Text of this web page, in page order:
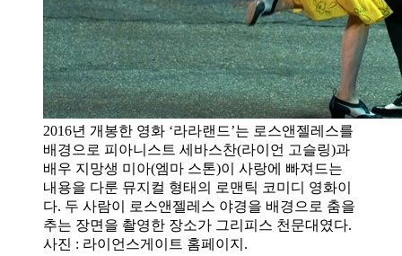
2016년 개봉한 영화 ‘라라랜드’는 로스앤젤레스를
배경으로 피아니스트 세바스찬(라이언 고슬링)과
배우 지망생 미아(엠마 스톤)이 사랑에 빠져드는
내용을 다룬 뮤지컬 형태의 로맨틱 코미디 영화이
다. 두 사람이 로스앤젤레스 야경을 배경으로 춤을
추는 장면을 촬영한 장소가 그리피스 천문대였다.
사진 : 라이언스게이트 홈페이지.